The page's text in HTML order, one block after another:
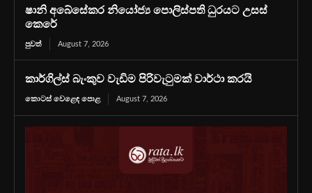
ෂානි අබේසේකර නියෝජ්‍ය පොලිස්පති ධුරයට උසස්
කෙරේ
පුවත් August 7, 2026
කාර්ගිල්ස් බැංකුව වැඩිම පිරිවැටුමක් වාර්ථා කරයි
කොටස් වෙළෙඳ පොළ August 7, 2026